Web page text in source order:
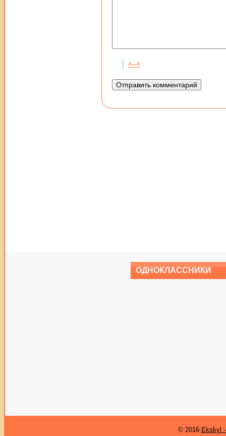
ОДНОКЛАССНИКИ
© 2016 Ekskyl